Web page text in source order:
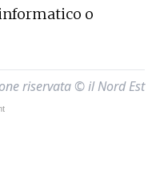
o
riservata © il Nord Est